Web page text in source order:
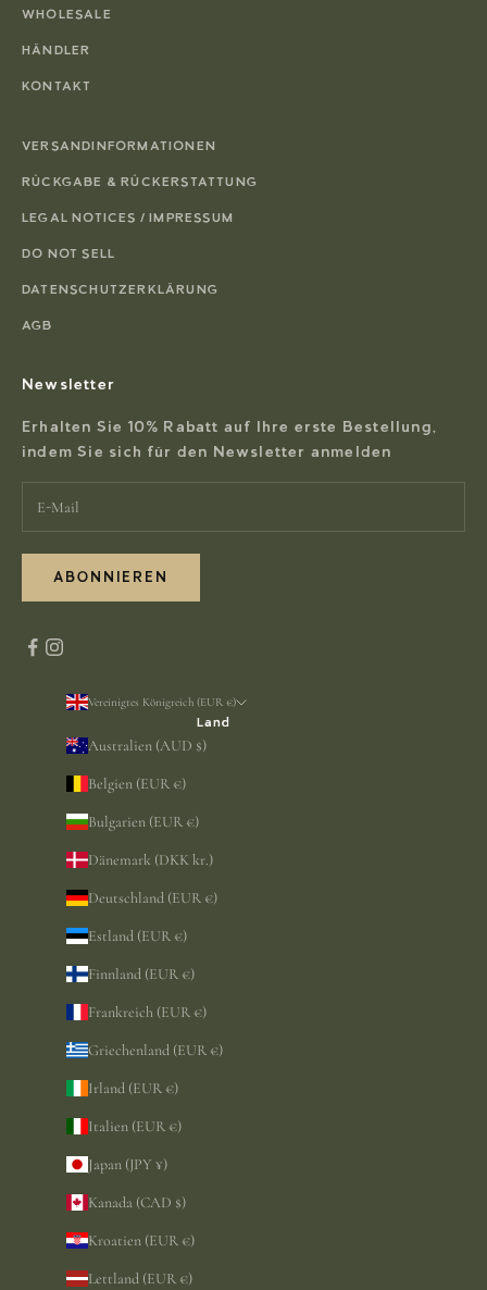
WHOLESALE
HÄNDLER
KONTAKT
VERSANDINFORMATIONEN
RÜCKGABE & RÜCKERSTATTUNG
LEGAL NOTICES / IMPRESSUM
DO NOT SELL
DATENSCHUTZERKLÄRUNG
AGB
Newsletter
Erhalten Sie 10% Rabatt auf Ihre erste Bestellung,
indem Sie sich für den Newsletter anmelden
ABONNIEREN
Vereinigtes Königreich (EUR €)
Land
Australien (AUD $)
Belgien (EUR €)
Bulgarien (EUR €)
Dänemark (DKK kr.)
Deutschland (EUR €)
Estland (EUR €)
Finnland (EUR €)
Frankreich (EUR €)
Griechenland (EUR €)
Irland (EUR €)
Italien (EUR €)
Japan (JPY ¥)
Kanada (CAD $)
Kroatien (EUR €)
Lettland (EUR €)